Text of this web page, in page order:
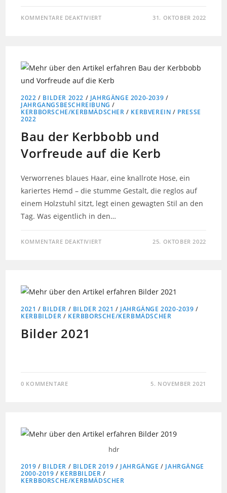
KOMMENTARE DEAKTIVIERT 31. OKTOBER 2022
2022 / BILDER 2022 / JAHRGÄNGE 2020-2039 /
JAHRGANGSBESCHREIBUNG /
KERBBORSCHE/KERBMÄDSCHER / KERBVEREIN / PRESSE
2022
Bau der Kerbbobb und
Vorfreude auf die Kerb
Verworrenes blaues Haar, eine knallrote Hose, ein
kariertes Hemd – die stumme Gestalt, die reglos auf
einem Holzstuhl sitzt, legt einen gewagten Stil an den
Tag. Was eigentlich in den…
KOMMENTARE DEAKTIVIERT 25. OKTOBER 2022
2021 / BILDER / BILDER 2021 / JAHRGÄNGE 2020-2039 /
KERBBILDER / KERBBORSCHE/KERBMÄDSCHER
Bilder 2021
0 KOMMENTARE 5. NOVEMBER 2021
hdr
2019 / BILDER / BILDER 2019 / JAHRGÄNGE / JAHRGÄNGE
2000-2019 / KERBBILDER /
KERBBORSCHE/KERBMÄDSCHER